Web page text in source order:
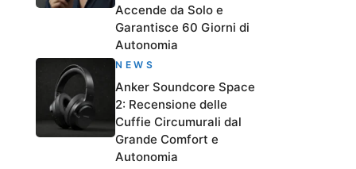
Accende da Solo e
Garantisce 60 Giorni di
Autonomia
NEWS
Anker Soundcore Space
2: Recensione delle
Cuffie Circumurali dal
Grande Comfort e
Autonomia